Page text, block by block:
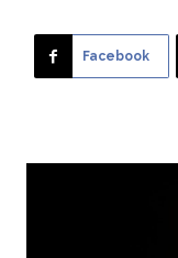
Facebook